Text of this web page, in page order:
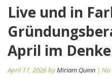
Live und in
April im
April 17, 2026 byMiriam Quinn | No